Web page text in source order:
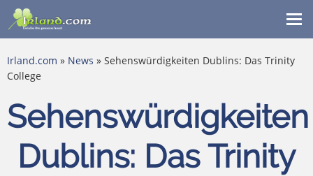
Irland.com » News » Sehenswürdigkeiten Dublins: Das Trinity
College
Sehenswürdigkeiten
Dublins: Das Trinity